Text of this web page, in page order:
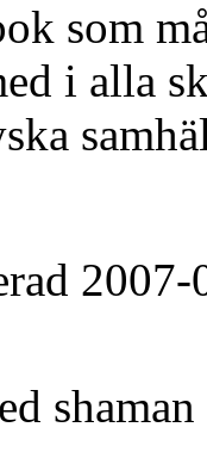
som
i alla
2007-
shaman